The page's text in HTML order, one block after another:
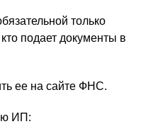
только
подает документы в
ее на сайте ФНС.
ИП: